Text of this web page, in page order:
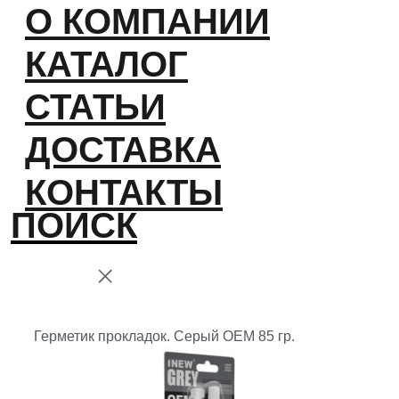
О КОМПАНИИ
КАТАЛОГ
СТАТЬИ
ДОСТАВКА
КОНТАКТЫ
ПОИСК
Герметик прокладок. Серый OEM 85 гр.